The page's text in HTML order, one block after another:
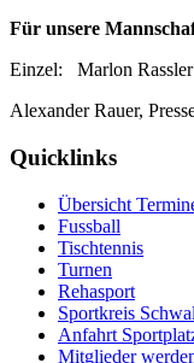
Für unsere
Einzel: Marlon
Alexander Rauer,
Quicklinks
Übersicht
Fussball
Tischtennis
Turnen
Rehasport
Sportkreis
Anfahrt
Mitglieder